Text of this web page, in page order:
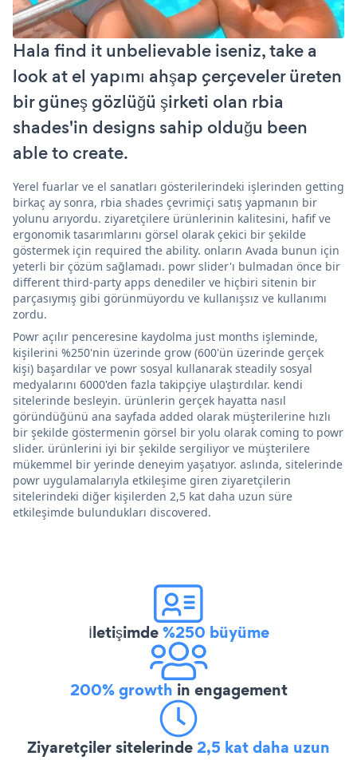
Hala find it unbelievable iseniz, take a
look at el yapımı ahşap çerçeveler üreten
bir güneş gözlüğü şirketi olan rbia
shades'in designs sahip olduğu been
able to create.
Yerel fuarlar ve el sanatları gösterilerindeki işlerinden getting
birkaç ay sonra, rbia shades çevrimiçi satış yapmanın bir
yolunu arıyordu. ziyaretçilere ürünlerinin kalitesini, hafif ve
ergonomik tasarımlarını görsel olarak çekici bir şekilde
göstermek için required the ability. onların Avada bunun için
yeterli bir çözüm sağlamadı. powr slider'ı bulmadan önce bir
different third-party apps denediler ve hiçbiri sitenin bir
parçasıymış gibi görünmüyordu ve kullanışsız ve kullanımı
zordu.
Powr açılır penceresine kaydolma just months işleminde,
kişilerini %250'nin üzerinde grow (600'ün üzerinde gerçek
kişi) başardılar ve powr sosyal kullanarak steadily sosyal
medyalarını 6000'den fazla takipçiye ulaştırdılar. kendi
sitelerinde besleyin. ürünlerin gerçek hayatta nasıl
göründüğünü ana sayfada added olarak müşterilerine hızlı
bir şekilde göstermenin görsel bir yolu olarak coming to powr
slider. ürünlerini iyi bir şekilde sergiliyor ve müşterilere
mükemmel bir yerinde deneyim yaşatıyor. aslında, sitelerinde
powr uygulamalarıyla etkileşime giren ziyaretçilerin
sitelerindeki diğer kişilerden 2,5 kat daha uzun süre
etkileşimde bulundukları discovered.
İletişimde%250 büyüme
200% growth in engagement
Ziyaretçiler sitelerinde2,5 kat daha uzun